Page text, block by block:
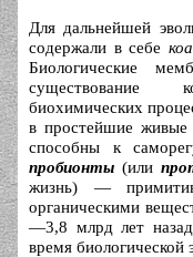
Для дальнейшей
содержали в себе
Биологические
существование
биохимических
в простейшие живые
способны к
пробионты (или
жизнь) —
органическими
—3,8 млрд лет
время